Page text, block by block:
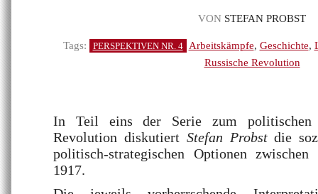
VON STEFAN PROBST
Tags: PERSPEKTIVEN NR. 4 Arbeitskämpfe, Geschichte,
Russische Revolution
In Teil eins der Serie zum politischen
Revolution diskutiert Stefan Probstdie
politisch-strategischen Optionen
1917.